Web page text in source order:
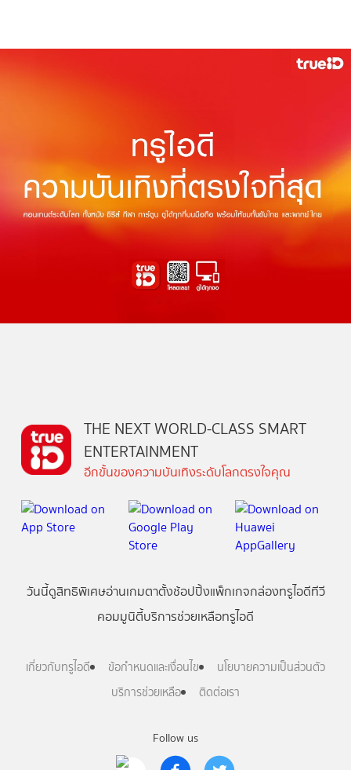
Follow us
THE NEXT WORLD-CLASS SMART
ENTERTAINMENT
อีกขั้นของความบันเทิงระดับโลกตรงใจคุณ
วันนี้ดูสิทธิพิเศษอ่านเกมตาตั้งช้อปปิ้งแพ็กเกจกล่องทรูไอดีทีวี
คอมมูนิตี้บริการช่วยเหลือทรูไอดี
เกี่ยวกับทรูไอดี ข้อกำหนดและเงื่อนไข
นโยบายความเป็นส่วนตัว
บริการช่วยเหลือ
ติดต่อเรา